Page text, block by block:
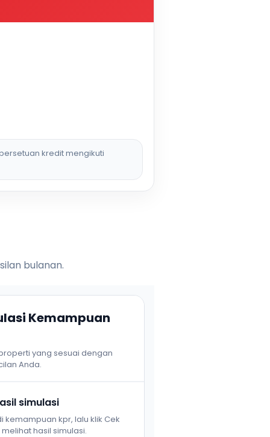
kredit mengikuti
bulanan.
Kemampuan
yang sesuai dengan
Anda.
simulasi
kemampuan kpr, lalu klik Cek
hasil simulasi.